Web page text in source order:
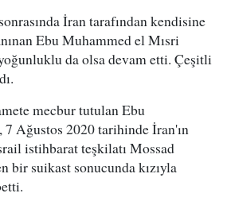
İran tarafından kendisine
Ebu Muhammed el Mısri
da olsa devam etti. Çeşitli
mecbur tutulan Ebu
Ağustos 2020 tarihinde İran'ın
istihbarat teşkilatı Mossad
bir suikast sonucunda kızıyla